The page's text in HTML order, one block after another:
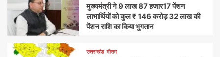
मुख्यमंत्री ने 9 लाख 87 हजार17 पेंशन
लाभार्थियों को कुल ₹ 146 करोड़ 32 लाख की
पेंशन राशि का किया भुगतान
उत्तराखंड मौसम